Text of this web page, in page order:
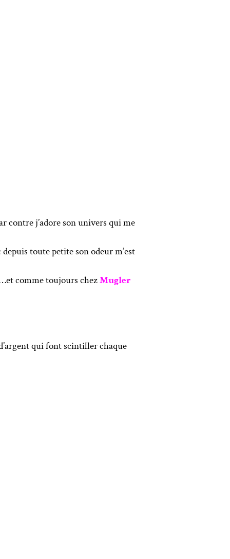
contre j’adore son univers qui me
toute petite son odeur m’est
comme toujours chezMugler
qui font scintiller chaque